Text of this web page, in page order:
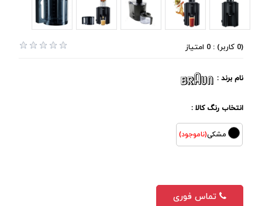
(0 کاربر) : 0 امتیاز
نام برند :
انتخاب رنگ کالا :
مشکی(ناموجود)
تماس فوری